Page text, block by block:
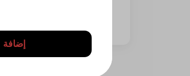
⁨⁦‪‬ 24⁩
إضافة